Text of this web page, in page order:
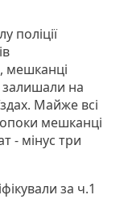
поліції
мешканці
залишали на
Майже всі
мешканці
- мінус три
за ч.1